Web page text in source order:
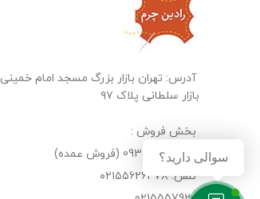
آدرس: تهران بازار بزرگ مسجد امام خمینی
بازار سلطانی پلاک ۹۷
بخش فروش :
09353035558 (فروش عمده)
تلفن: ۰۲۱۵۵۶۲۶۴۷۸
سوالی دارید؟